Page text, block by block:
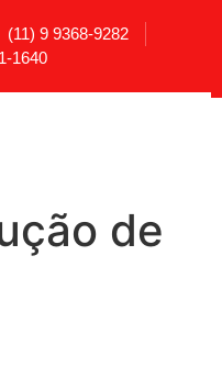
(11) 9 9368-9282
1640
de